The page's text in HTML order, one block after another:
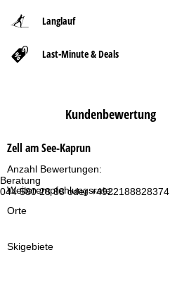
Beratung
044 580 28 88 oder +4922188828374
Langlauf
Last-Minute & Deals
Kundenbewertung
Zell am See-Kaprun
Anzahl Bewertungen:
Weiterempfehlungsrate:
Orte
Skigebiete